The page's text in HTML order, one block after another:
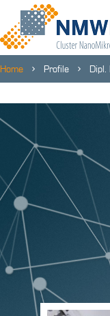
Home Profile Dipl.